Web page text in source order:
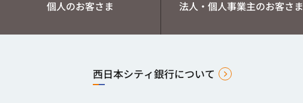
個人のお客さま 法人・個人事業主のお客さま
西日本シティ銀行について